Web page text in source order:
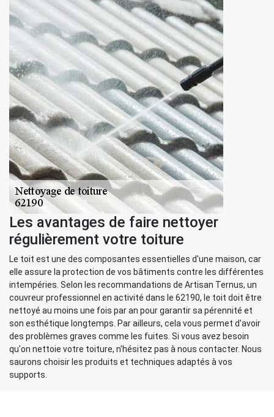
Les avantages de faire nettoyer
régulièrement votre toiture
Le toit est une des composantes essentielles d'une maison, car
elle assure la protection de vos bâtiments contre les différentes
intempéries. Selon les recommandations de Artisan Ternus, un
couvreur professionnel en activité dans le 62190, le toit doit être
nettoyé au moins une fois par an pour garantir sa pérennité et
son esthétique longtemps. Par ailleurs, cela vous permet d'avoir
des problèmes graves comme les fuites. Si vous avez besoin
qu'on nettoie votre toiture, n'hésitez pas à nous contacter. Nous
saurons choisir les produits et techniques adaptés à vos
supports.